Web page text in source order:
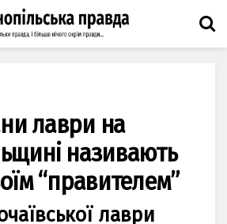
лаври на
називають
“правителем”
лаври